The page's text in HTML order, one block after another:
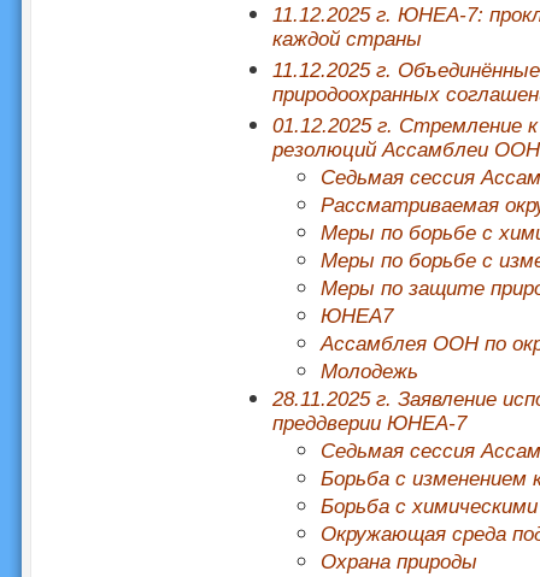
11.12.2025 г. ЮНЕА-7:
каждой страны
11.12.2025 г.
природоохранных
01.12.2025 г. Стремление
резолюций Ассамблеи
Седьмая сессия
Рассматриваемая
Меры по борьбе с
Меры по борьбе с
Меры по защите
ЮНЕА7
Ассамблея ООН по
Молодежь
28.11.2025 г. Заявление
преддверии ЮНЕА-7
Седьмая сессия
Борьба с изменением
Борьба с
Окружающая среда
Охрана природы